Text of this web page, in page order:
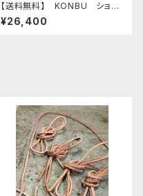
【送料無料】 KONBU ショル
ダーバッグ オカメインコ カー
キ （ポケット：ベージュ）
¥26,400